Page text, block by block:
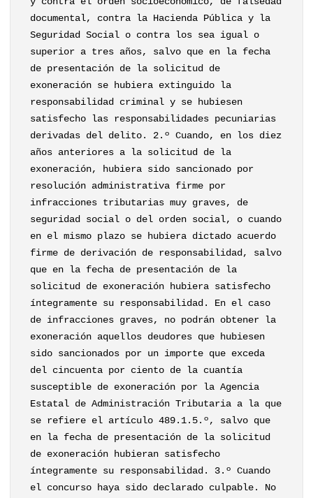
documental, contra la Hacienda Pública y la
Seguridad Social o contra los sea igual o
superior a tres años, salvo que en la fecha
de presentación de la solicitud de
exoneración se hubiera extinguido la
responsabilidad criminal y se hubiesen
satisfecho las responsabilidades pecuniarias
derivadas del delito. 2.º Cuando, en los diez
años anteriores a la solicitud de la
exoneración, hubiera sido sancionado por
resolución administrativa firme por
infracciones tributarias muy graves, de
seguridad social o del orden social, o cuando
en el mismo plazo se hubiera dictado acuerdo
firme de derivación de responsabilidad, salvo
que en la fecha de presentación de la
solicitud de exoneración hubiera satisfecho
íntegramente su responsabilidad. En el caso
de infracciones graves, no podrán obtener la
exoneración aquellos deudores que hubiesen
sido sancionados por un importe que exceda
del cincuenta por ciento de la cuantía
susceptible de exoneración por la Agencia
Estatal de Administración Tributaria a la que
se refiere el artículo 489.1.5.º, salvo que
en la fecha de presentación de la solicitud
de exoneración hubieran satisfecho
íntegramente su responsabilidad. 3.º Cuando
el concurso haya sido declarado culpable. No